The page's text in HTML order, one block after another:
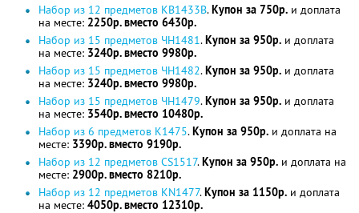
Набор из 12 предметов KB1433В.Купон за 750р. и доплата
на месте: 2250р. вместо 6430р.
Набор из 15 предметов ЧН1481.Купон за 950р. и доплата
на месте: 3240р. вместо 9980р.
Набор из 15 предметов ЧН1482.Купон за 950р. и доплата
на месте: 3240р. вместо 9980р.
Набор из 15 предметов ЧН1479.Купон за 950р. и доплата
на месте: 3540р. вместо 10480р.
Набор из 6 предметов K1475.Купон за 950р. и доплата на
месте: 3390р. вместо 9190р.
Набор из 12 предметов CS1517.Купон за 950р. и доплата на
месте: 2900р. вместо 8210р.
Набор из 12 предметов KN1477.Купон за 1150р. и доплата
на месте: 4050р. вместо 12310р.